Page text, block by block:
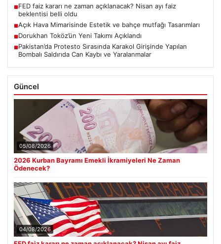
■FED faiz kararı ne zaman açıklanacak? Nisan ayı faiz
beklentisi belli oldu
■Açık Hava Mimarisinde Estetik ve bahçe mutfağı Tasarımları
■Dorukhan Toköz’ün Yeni Takımı Açıklandı
■Pakistan’da Protesto Sırasında Karakol Girişinde Yapılan
Bombalı Saldırıda Can Kaybı ve Yaralanmalar
Güncel
05/08/2026
2026 Kurban Bayramı Emekli İkramiyeleri Ne Zaman
Ödenecek?
04/08/2026